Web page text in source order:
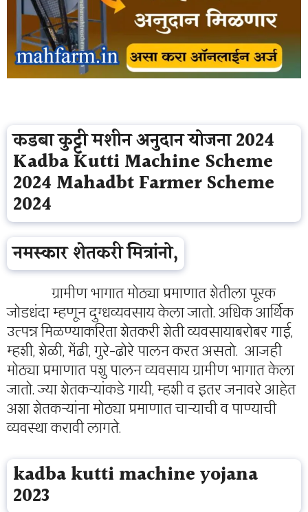
कडबा कुट्टी मशीन अनुदान योजना 2024
Kadba Kutti Machine Scheme
2024 Mahadbt Farmer Scheme
2024
नमस्कार शेतकरी मित्रांनो,
ग्रामीण भागात मोठ्या प्रमाणात शेतीला पूरक
जोडधंदा म्हणून दुग्धव्यवसाय केला जातो. अधिक आर्थिक
उत्पन्न मिळण्याकरिता शेतकरी शेती व्यवसायाबरोबर गाई,
म्हशी, शेळी, मेंढी, गुरे-ढोरे पालन करत असतो. आजही
मोठ्या प्रमाणात पशु पालन व्यवसाय ग्रामीण भागात केला
जातो. ज्या शेतकऱ्यांकडे गायी, म्हशी व इतर जनावरे आहेत
अशा शेतकऱ्यांना मोठ्या प्रमाणात चाऱ्याची व पाण्याची
व्यवस्था करावी लागते.
kadba kutti machine yojana
2023